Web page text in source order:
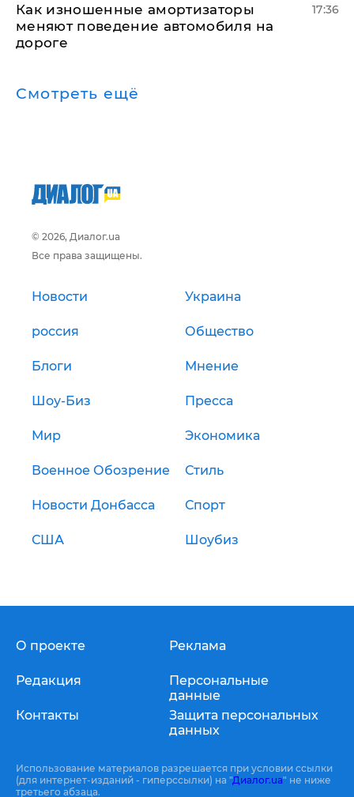
Как изношенные амортизаторы
меняют поведение автомобиля на
дороге
17:36
Смотреть ещё
© 2026, Диалог.ua
Все права защищены.
Новости Украина
россия Общество
Блоги Мнение
Шоу-Биз Пресса
Мир Экономика
Военное Обозрение Стиль
Новости Донбасса Спорт
США Шоубиз
О проекте
Редакция
Контакты
Реклама
Персональные
данные
Защита персональных
данных
Использование материалов разрешается при условии ссылки
(для интернет-изданий - гиперссылки) на "Диалог.ua" не ниже
третьего абзаца.